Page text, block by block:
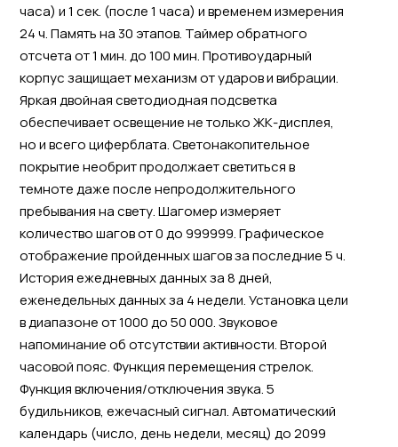
часа) и 1 сек. (после 1 часа) и временем измерения
24 ч. Память на 30 этапов. Таймер обратного
отсчета от 1 мин. до 100 мин. Противоударный
корпус защищает механизм от ударов и вибрации.
Яркая двойная светодиодная подсветка
обеспечивает освещение не только ЖК-дисплея,
но и всего циферблата. Светонакопительное
покрытие необрит продолжает светиться в
темноте даже после непродолжительного
пребывания на свету. Шагомер измеряет
количество шагов от 0 до 999999. Графическое
отображение пройденных шагов за последние 5 ч.
История ежедневных данных за 8 дней,
еженедельных данных за 4 недели. Установка цели
в диапазоне от 1000 до 50 000. Звуковое
напоминание об отсутствии активности. Второй
часовой пояс. Функция перемещения стрелок.
Функция включения/отключения звука. 5
будильников, ежечасный сигнал. Автоматический
календарь (число, день недели, месяц) до 2099